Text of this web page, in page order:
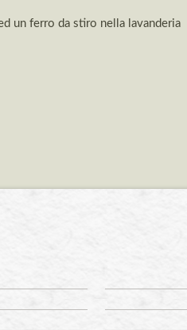
un ferro da stiro nella lavanderia